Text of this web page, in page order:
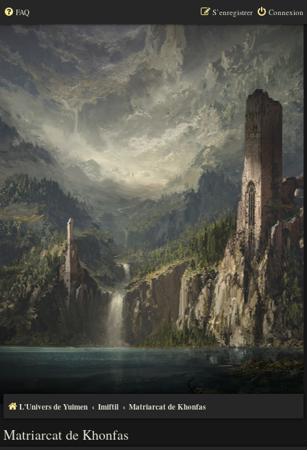
FAQ Connexion
S’enregistrer
L'Univers de Yuimen Imiftil Matriarcat de Khonfas
Matriarcat de Khonfas